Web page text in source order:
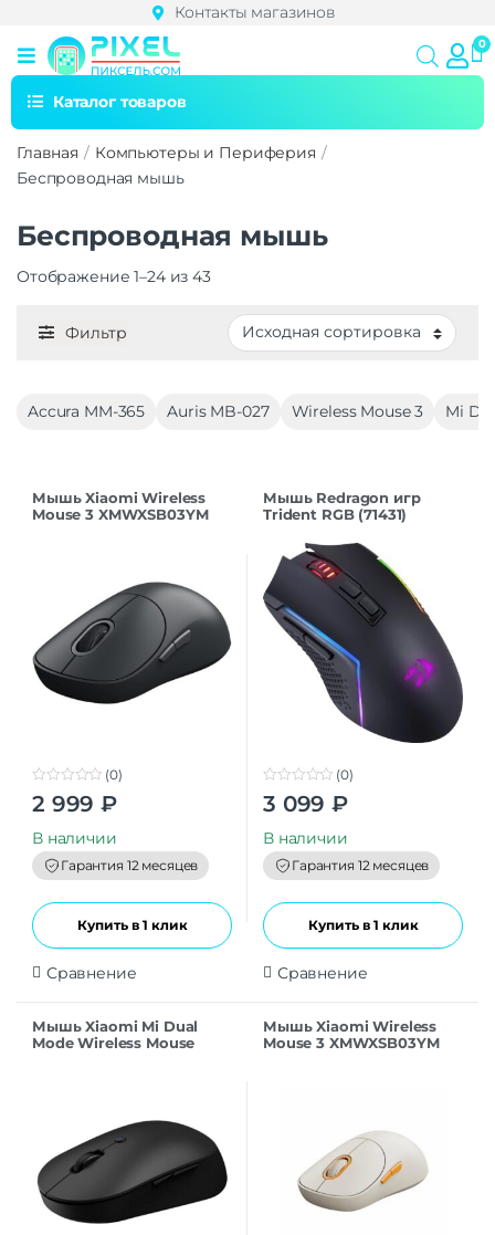
Контакты магазинов
Каталог товаров
Главная
Компьютеры и Периферия
Беспроводная мышь
Беспроводная мышь
Отображение 1–24 из 43
Фильтр
Accura MM-365 Auris MB-027 Wireless Mouse 3 Mi
Мышь Xiaomi Wireless
Mouse 3 XMWXSB03YM
0
o
t
o
f
5
(0)
2 999 ₽
В наличии
Гарантия 12 месяцев
Купить в 1 клик
Сравнение
Мышь Redragon игр
Trident RGB (71431)
0
o
t
o
f
5
(0)
3 099 ₽
В наличии
Гарантия 12 месяцев
Купить в 1 клик
Сравнение
Мышь Xiaomi Mi Dual
Mode Wireless Mouse
Мышь Xiaomi Wireless
Mouse 3 XMWXSB03YM